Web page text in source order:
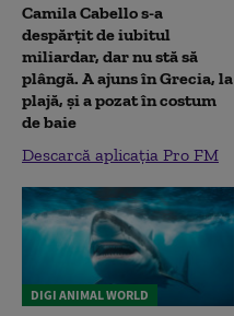
Camila Cabello s-a
despărțit de iubitul
miliardar, dar nu stă să
plângă. A ajuns în Grecia, la
plajă, și a pozat în costum
de baie
Descarcă aplicația Pro FM
DIGI ANIMAL WORLD